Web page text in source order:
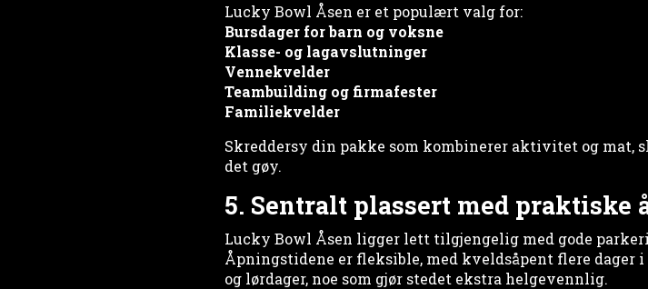
Lucky Bowl Åsen er et populært valg for:
Bursdager for barn og voksne
Klasse- og lagavslutninger
Vennekvelder
Teambuilding og firmafester
Familiekvelder
Skreddersy din pakke som kombinerer aktivitet og mat,
det gøy.
5. Sentralt plassert med praktiske
Lucky Bowl Åsen ligger lett tilgjengelig med gode
Åpningstidene er fleksible, med kveldsåpent flere dager
og lørdager, noe som gjør stedet ekstra helgevennlig.